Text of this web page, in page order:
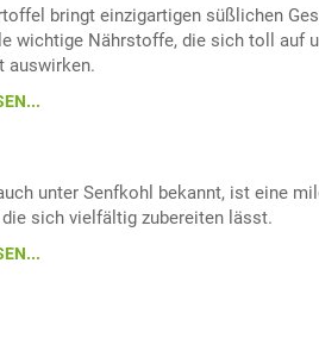
bringt einzigartigen süßlichen
wichtige Nährstoffe, die sich toll auf
auswirken.
unter Senfkohl bekannt, ist eine
die sich vielfältig zubereiten lässt.